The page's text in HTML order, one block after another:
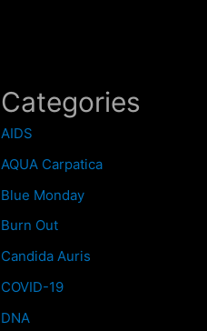
Categories
AIDS
AQUA Carpatica
Blue Monday
Burn Out
Candida Auris
COVID-19
DNA